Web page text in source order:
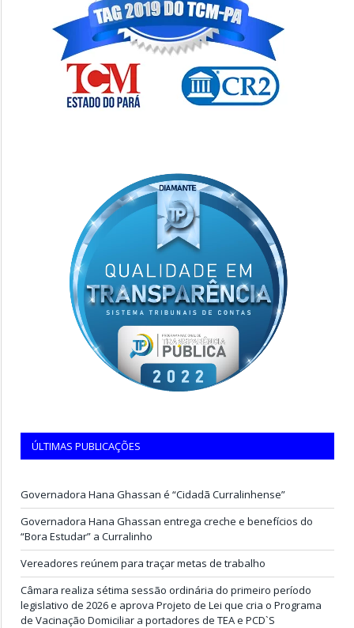
ÚLTIMAS PUBLICAÇÕES
Governadora Hana Ghassan é “Cidadã Curralinhense”
Governadora Hana Ghassan entrega creche e benefícios do
“Bora Estudar” a Curralinho
Vereadores reúnem para traçar metas de trabalho
Câmara realiza sétima sessão ordinária do primeiro período
legislativo de 2026 e aprova Projeto de Lei que cria o Programa
de Vacinação Domiciliar a portadores de TEA e PCD`S